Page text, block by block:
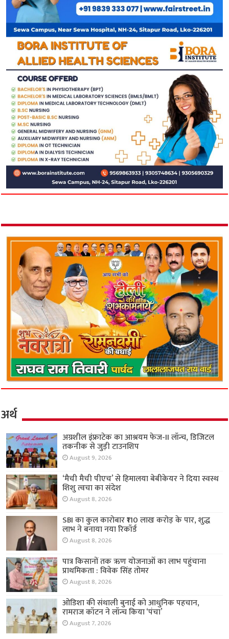
अर्थ
अग्रशील इंफ्राटेक का आश्रयम फेज-II लॉन्च, डिजिटल
तकनीक से जुड़ी टाउनशिप
August 9, 2026
‘मैची मैची पीएच’ से हिमालया बेबीकेयर ने दिया स्वस्थ
शिशु त्वचा का संदेश
August 8, 2026
SBI का कुल कारोबार ₹110 लाख करोड़ के पार, शुद्ध
लाभ ने बनाया नया रिकॉर्ड
August 8, 2026
पात्र किसानों तक ऋण योजनाओं का लाभ पहुंचाना
प्राथमिकता : विवेक सिंह तोमर
August 8, 2026
ओडिशा की संथाली बुनाई को आधुनिक पहचान,
रामराज कॉटन ने लॉन्च किया ‘पंचा’
August 7, 2026